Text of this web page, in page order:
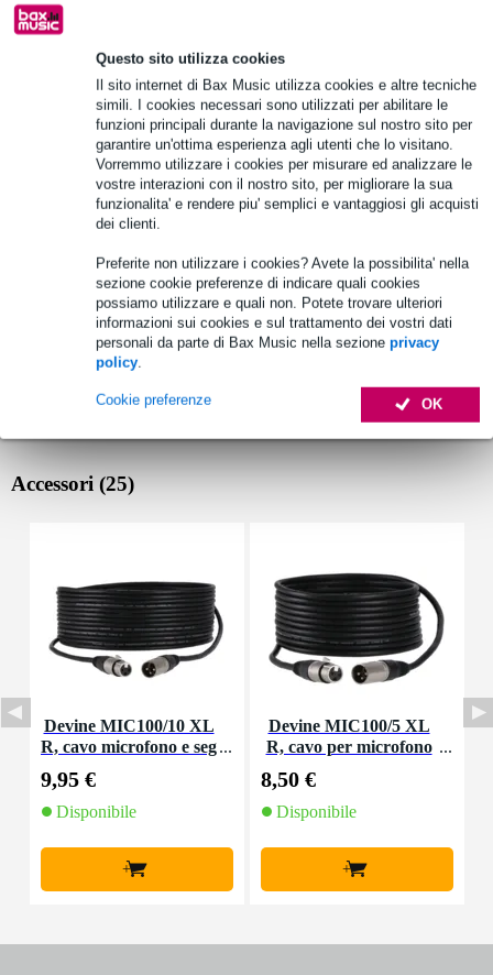
Questo sito utilizza cookies
Il sito internet di Bax Music utilizza cookies e altre tecniche
simili. I cookies necessari sono utilizzati per abilitare le
funzioni principali durante la navigazione sul nostro sito per
garantire un'ottima esperienza agli utenti che lo visitano.
Vorremmo utilizzare i cookies per misurare ed analizzare le
vostre interazioni con il nostro sito, per migliorare la sua
funzionalita' e rendere piu' semplici e vantaggiosi gli acquisti
dei clienti.
Preferite non utilizzare i cookies? Avete la possibilita' nella
sezione cookie preferenze di indicare quali cookies
possiamo utilizzare e quali non. Potete trovare ulteriori
informazioni sui cookies e sul trattamento dei vostri dati
personali da parte di Bax Music nella sezione privacy
policy.
OK
Cookie preferenze
Vedi anche (2)
Vedi anche (3)
Accessori (25)
Devine MIC100/10 XL
R, cavo microfono e seg
9,95 €
Disponibile
+
Devine MIC100/5 XL
R, cavo per microfono
8,50 €
Disponibile
+